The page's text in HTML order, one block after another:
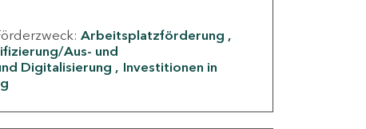
Arbeitsplatzförderung
Aus- und
Digitalisierung
Investitionen in